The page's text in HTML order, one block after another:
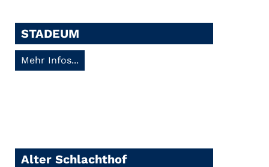
STADEUM
Mehr Infos...
Alter Schlachthof